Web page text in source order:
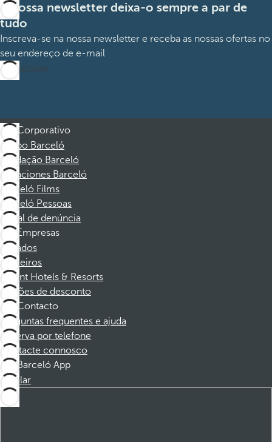
A nossa newsletter deixa-o sempre a par de
tudo
Inscreva-se na nossa newsletter e receba as nossas ofertas no
seu endereço de e-mail
Subscrever
Corporativo
Grupo Barceló
Fundação Barceló
Vacaciones Barceló
Barceló Films
Barceló Pessoas
Canal de denúncia
Empresas
Afiliados
Parceiros
Dorint Hotels & Resorts
Cupões de desconto
Contacto
Perguntas frequentes e ajuda
Reserva por telefone
Contacte connosco
Barceló App
Instalar